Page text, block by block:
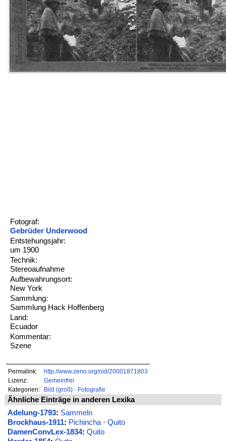
Fotograf:
Gebrüder Underwood
Entstehungsjahr:
um 1900
Technik:
Stereoaufnahme
Aufbewahrungsort:
New York
Sammlung:
Sammlung Hack Hoffenberg
Land:
Ecuador
Kommentar:
Szene
Permalink:
http://www.zeno.org/nid/20001871803
Lizenz:
Gemeinfrei
Kategorien:
Bild (groß)· Fotografie
Ähnliche Einträge in anderen Lexika
Adelung-1793: Sammeln
Brockhaus-1911: Pichincha· Quito
DamenConvLex-1834: Quito